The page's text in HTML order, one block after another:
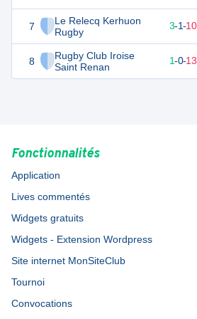
7
Le Relecq Kerhuon
Rugby
8
Rugby Club Iroise
Saint Renan
17 3-1-10
1 1-0-13
Fonctionnalités
Application
Lives commentés
Widgets gratuits
Widgets - Extension Wordpress
Site internet MonSiteClub
Tournoi
Convocations